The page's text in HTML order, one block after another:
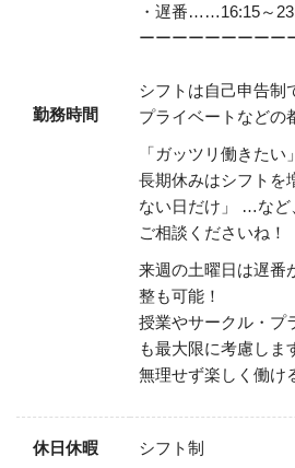
勤務時間
・遅番……16:15～
ーーーーーーーーー
シフトは自己申告制
プライベートなどの
「ガッツリ働きたい」
長期休みはシフトを
ない日だけ」
…など
ご相談くださいね！
来週の土曜日は遅番
整も可能！
授業やサークル・プ
も最大限に考慮しま
無理せず楽しく働け
休日休暇 シフト制